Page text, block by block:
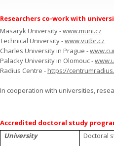
Researchers co-work with
Masaryk University -www.muni.cz
Technical University -www.vutbr.cz
Charles University in Prague -
Palacky University in Olomouc-
Radius Centre - https://
In cooperation with universities,
Accredited doctoral study
University
Doctoral